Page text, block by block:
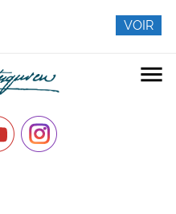
menu
VOIR